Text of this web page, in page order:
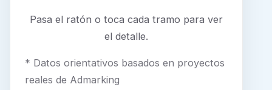
Pasa el ratón o toca cada tramo para ver
el detalle.
* Datos orientativos basados en proyectos
reales de Admarking